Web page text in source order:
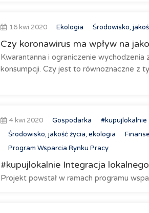
16 kwi 2020 Ekologia Środowisko,
Czy koronawirus ma wpływ na
Kwarantanna i ograniczenie wychodzenia
konsumpcji. Czy jest to równoznaczne z
4 kwi 2020 Gospodarka #kupujlokalnie
Środowisko, jakość życia, ekologia
Finanse
Program Wsparcia Rynku Pracy
#kupujlokalnie Integracja
Projekt powstał w ramach programu